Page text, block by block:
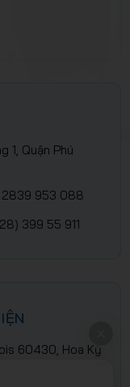
Quận Phú
953 088
399 55 911
60430, Hoa Kỳ